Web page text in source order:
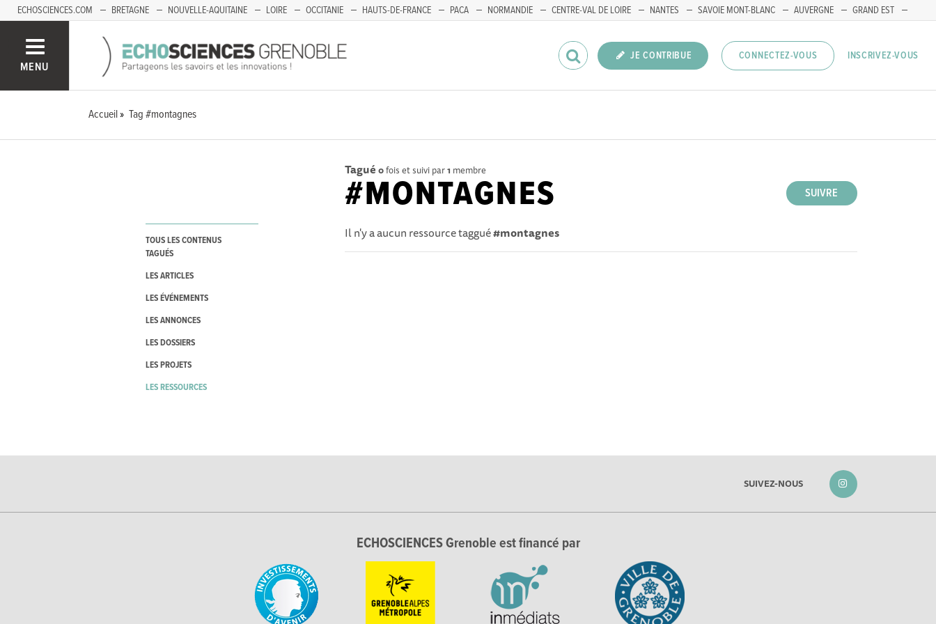
ECHOSCIENCES.COM BRETAGNE NOUVELLE-AQUITAINE LOIRE OCCITANIE HAUTS-DE-FRANCE PACA NORMANDIE CENTRE-VAL DE LOIRE NANTES SAVOIE MONT-BLANC AUVERGNE
GRAND EST
MENU
JE CONTRIBUE CONNECTEZ-VOUS INSCRIVEZ-VOUS
Accueil Tag #montagnes
TOUS LES CONTENUS
TAGUÉS
LES ARTICLES
LES ÉVÉNEMENTS
LES ANNONCES
LES DOSSIERS
LES PROJETS
LES RESSOURCES
Tagué 0fois et suivi par1 membre
SUIVRE
#MONTAGNES
Il n'y a aucun ressource taggué#montagnes
SUIVEZ-NOUS
ECHOSCIENCES Grenoble est financé par